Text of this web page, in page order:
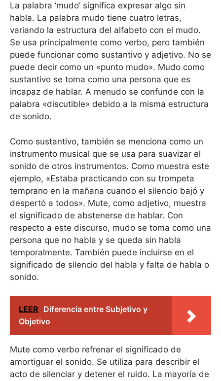
La palabra ‘mudo’ significa expresar algo sin
habla. La palabra mudo tiene cuatro letras,
variando la estructura del alfabeto con el mudo.
Se usa principalmente como verbo, pero también
puede funcionar como sustantivo y adjetivo. No se
puede decir como un «punto mudo». Mudo como
sustantivo se toma como una persona que es
incapaz de hablar. A menudo se confunde con la
palabra «discutible» debido a la misma estructura
de sonido.
Como sustantivo, también se menciona como un
instrumento musical que se usa para suavizar el
sonido de otros instrumentos. Como muestra este
ejemplo, «Estaba practicando con su trompeta
temprano en la mañana cuando el silencio bajó y
despertó a todos». Mute, como adjetivo, muestra
el significado de abstenerse de hablar. Con
respecto a este discurso, mudo se toma como una
persona que no habla y se queda sin habla
temporalmente. También puede incluirse en el
significado de silencio del habla y falta de habla o
sonido.
LEER Diferencia entre Subjetivo y
Objetivo
Mute como verbo refrenar el significado de
amortiguar el sonido. Se utiliza para describir el
acto de silenciar y detener el ruido. La mayoría de